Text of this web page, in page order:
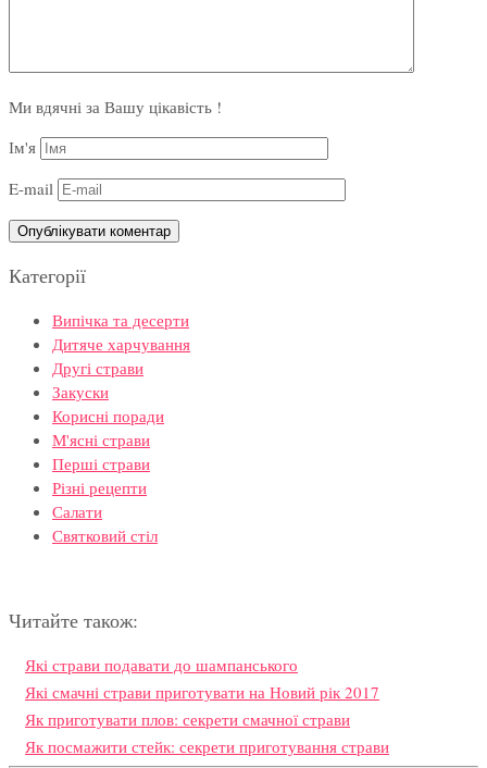
Ми вдячні за Вашу цікавість !
Ім'я
E-mail
Категорії
Випічка та десерти
Дитяче харчування
Другі страви
Закуски
Корисні поради
М'ясні страви
Перші страви
Різні рецепти
Салати
Святковий стіл
Читайте також:
Які страви подавати до шампанського
Які смачні страви приготувати на Новий рік 2017
Як приготувати плов: секрети смачної страви
Як посмажити стейк: секрети приготування страви